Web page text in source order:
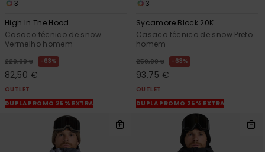
3
High In The Hood
Casaco técnico de snow
Vermelho homem
220,00 € 63%
82,50 €
OUTLET
DUPLA PROMO 25% EXTRA
3
Sycamore Block 20K
Casaco técnico de snow Preto
homem
250,00 € 63%
93,75 €
OUTLET
DUPLA PROMO 25% EXTRA